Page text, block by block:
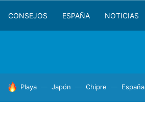
CONSEJOS ESPAÑA NOTICIAS
HOY SE HABLA DE
Playa Japón Chipre España